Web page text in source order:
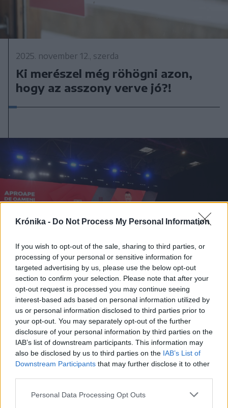
Krónika - Do Not Process My Personal Information
If you wish to opt-out of the sale, sharing to third parties, or
processing of your personal or sensitive information for
targeted advertising by us, please use the below opt-out
section to confirm your selection. Please note that after your
opt-out request is processed you may continue seeing
interest-based ads based on personal information utilized by
us or personal information disclosed to third parties prior to
your opt-out. You may separately opt-out of the further
disclosure of your personal information by third parties on the
IAB’s list of downstream participants. This information may
also be disclosed by us to third parties on the IAB’s List of
Downstream Participants that may further disclose it to other
Personal Data Processing Opt Outs
2025. november 12., szerda
Ki merészel még röhögni azon,
hogy az asszony verve jó?!
2025. november 10., hétfő
PSD-s tisztújítás: maradhat az
ellenzéki retorika és a
kampányüzemmód